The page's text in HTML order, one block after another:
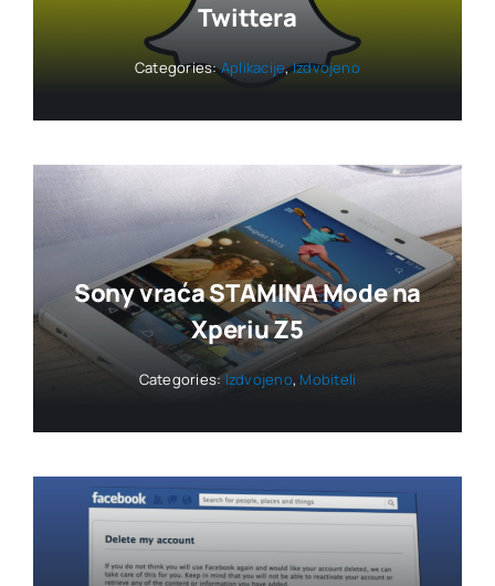
Twittera
Categories:Aplikacije,Izdvojeno
Sony vraća STAMINA Mode na
Xperiu Z5
Categories:Izdvojeno, Mobiteli